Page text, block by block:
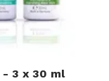
- 3 x 30 ml